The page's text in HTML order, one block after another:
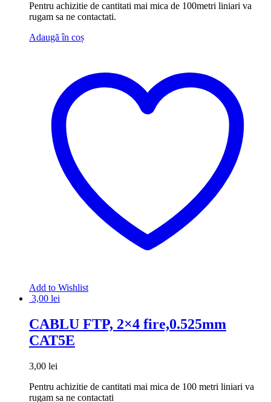
Pentru achizitie de cantitati mai mica de 100metri liniari va
rugam sa ne contactati.
Adaugă în coș
Add to Wishlist
3,00 lei
CABLU FTP, 2×4 fire,0.525mm
CAT5E
3,00 lei
Pentru achizitie de cantitati mai mica de 100 metri liniari va
rugam sa ne contactati